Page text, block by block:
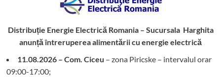
Distribuție Energie Electrică Romania – Sucursala Harghita
anunță întreruperea alimentării cu energie electrică
11.08.2026 – Com. Ciceu – zona Piricske – intervalul orar
09:00-17:00;